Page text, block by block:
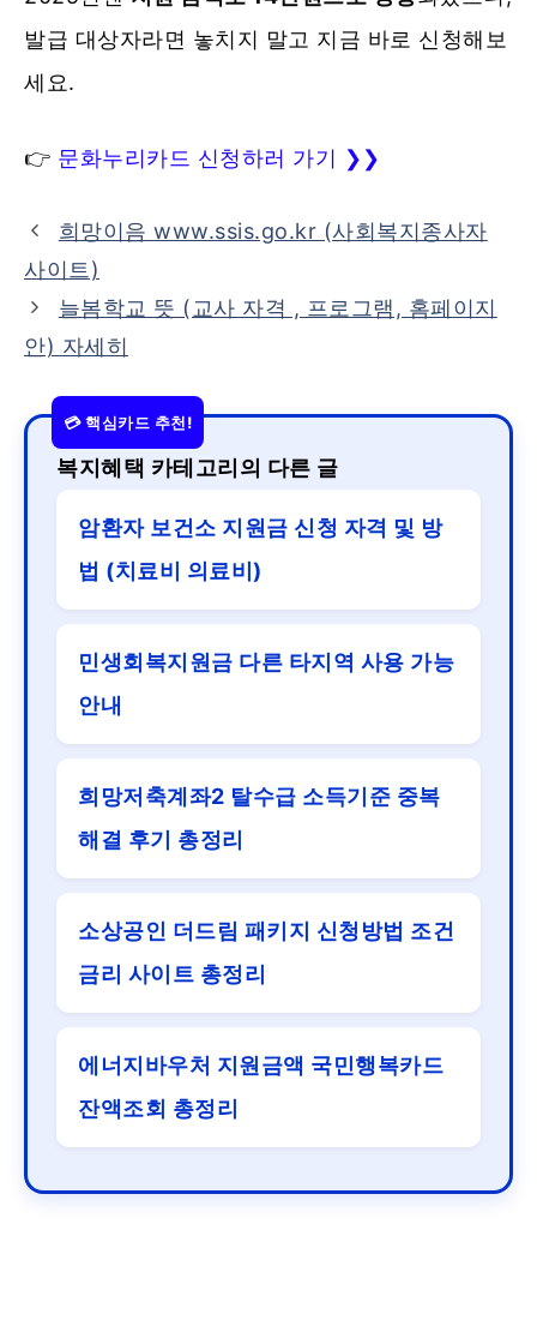
발급 대상자라면 놓치지 말고 지금 바로 신청해보
세요.
👉 문화누리카드 신청하러 가기 ❯❯
희망이음 www.ssis.go.kr (사회복지종사자
사이트)
늘봄학교 뜻 (교사 자격 , 프로그램, 홈페이지
안) 자세히
복지혜택 카테고리의 다른 글
암환자 보건소 지원금 신청 자격 및 방
법 (치료비 의료비)
민생회복지원금 다른 타지역 사용 가능
안내
희망저축계좌2 탈수급 소득기준 중복
해결 후기 총정리
소상공인 더드림 패키지 신청방법 조건
금리 사이트 총정리
에너지바우처 지원금액 국민행복카드
잔액조회 총정리